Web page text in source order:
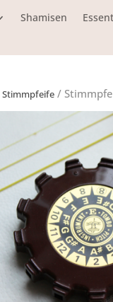
Shamisen
Stimmpfeife /